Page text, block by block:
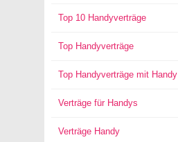
Top 10 Handyverträge
Top Handyverträge
Top Handyverträge mit Handy
Verträge für Handys
Verträge Handy